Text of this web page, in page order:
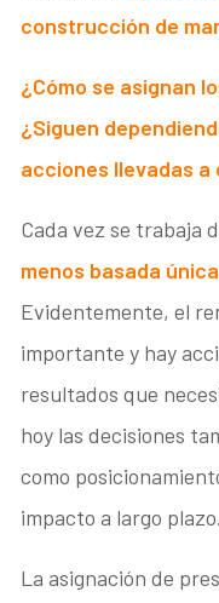
construcción de
¿Cómo se asignan
¿Siguen
acciones llevadas a
Cada vez se trabaja
menos basada
Evidentemente, el
importante y hay
resultados que
hoy las decisiones
como
impacto a largo plazo.
La asignación de